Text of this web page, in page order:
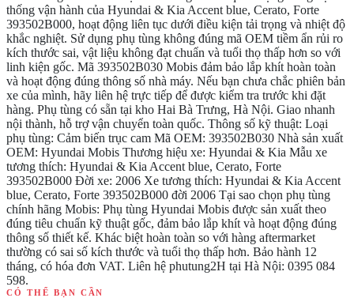
thống vận hành của Hyundai & Kia Accent blue, Cerato, Forte
393502B000, hoạt động liên tục dưới điều kiện tải trọng và nhiệt độ
khắc nghiệt. Sử dụng phụ tùng không đúng mã OEM tiềm ẩn rủi ro
kích thước sai, vật liệu không đạt chuẩn và tuổi thọ thấp hơn so với
linh kiện gốc. Mã 393502B030 Mobis đảm bảo lắp khít hoàn toàn
và hoạt động đúng thông số nhà máy. Nếu bạn chưa chắc phiên bản
xe của mình, hãy liên hệ trực tiếp để được kiểm tra trước khi đặt
hàng. Phụ tùng có sẵn tại kho Hai Bà Trưng, Hà Nội. Giao nhanh
nội thành, hỗ trợ vận chuyển toàn quốc. Thông số kỹ thuật: Loại
phụ tùng: Cảm biến trục cam Mã OEM: 393502B030 Nhà sản xuất
OEM: Hyundai Mobis Thương hiệu xe: Hyundai & Kia Mẫu xe
tương thích: Hyundai & Kia Accent blue, Cerato, Forte
393502B000 Đời xe: 2006 Xe tương thích: Hyundai & Kia Accent
blue, Cerato, Forte 393502B000 đời 2006 Tại sao chọn phụ tùng
chính hãng Mobis: Phụ tùng Hyundai Mobis được sản xuất theo
đúng tiêu chuẩn kỹ thuật gốc, đảm bảo lắp khít và hoạt động đúng
thông số thiết kế. Khác biệt hoàn toàn so với hàng aftermarket
thường có sai số kích thước và tuổi thọ thấp hơn. Bảo hành 12
tháng, có hóa đơn VAT. Liên hệ phutung2H tại Hà Nội: 0395 084
598.
CÓ THỂ BẠN CẦN